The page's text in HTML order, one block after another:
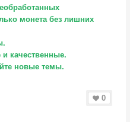
монета без лишних
качественные.
новые темы.
0